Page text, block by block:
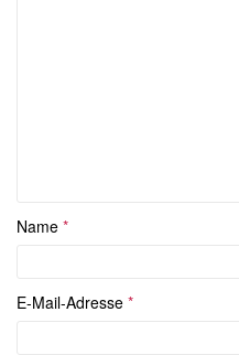
Name *
E-Mail-Adresse *